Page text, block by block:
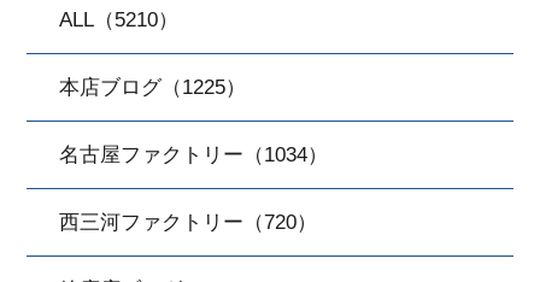
ALL（5210）
本店ブログ（1225）
名古屋ファクトリー（1034）
西三河ファクトリー（720）